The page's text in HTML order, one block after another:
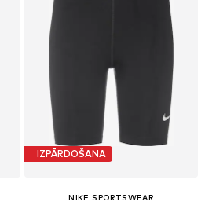
IZPĀRDOŠANA
NIKE SPORTSWEAR